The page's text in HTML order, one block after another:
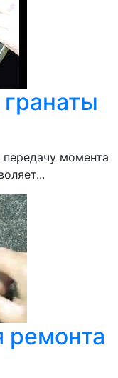
передачу момента
ремонта